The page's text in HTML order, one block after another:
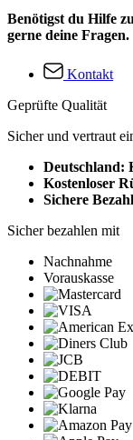
Benötigst du Hilfe
gerne deine Fragen.
Kontakt
Geprüfte Qualität
Sicher und vertraut
Deutschland:
Kostenloser
Sichere
Sicher bezahlen mit
Nachnahme
Vorauskasse